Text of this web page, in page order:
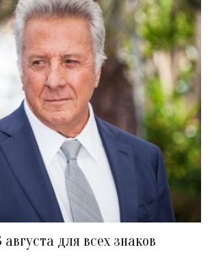
для всех знаков